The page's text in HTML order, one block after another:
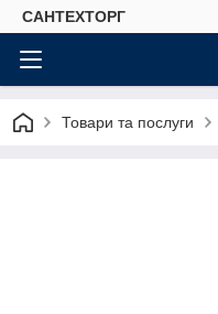
САНТЕХТОРГ
Товари та послуги